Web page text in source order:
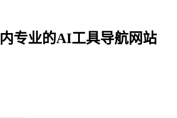
专业的AI工具导航网站